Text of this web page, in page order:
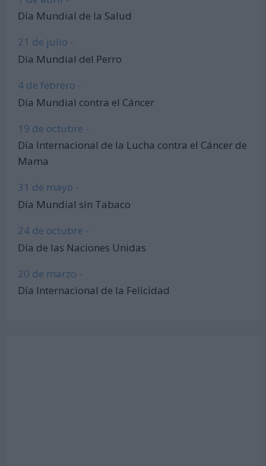
Día Mundial de la Salud
21 de julio -
Día Mundial del Perro
4 de febrero -
Día Mundial contra el Cáncer
19 de octubre -
Día Internacional de la Lucha contra el Cáncer de
Mama
31 de mayo -
Día Mundial sin Tabaco
24 de octubre -
Día de las Naciones Unidas
20 de marzo -
Día Internacional de la Felicidad